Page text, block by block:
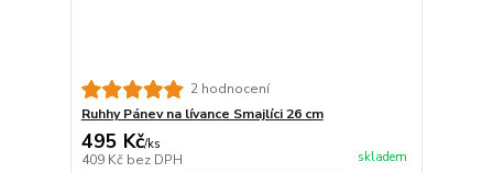
2 hodnocení
Ruhhy Pánev na lívance Smajlíci 26 cm
495 Kč/ks
409 Kč bez DPH skladem